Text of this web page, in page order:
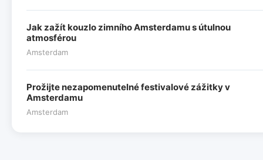
Jak zažít kouzlo zimního Amsterdamu s útulnou
atmosférou
Amsterdam
Prožijte nezapomenutelné festivalové zážitky v
Amsterdamu
Amsterdam